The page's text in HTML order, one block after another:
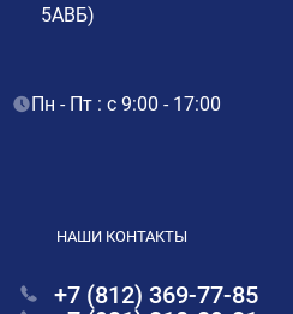
5АВБ)
Пн - Пт : с 9:00 - 17:00
НАШИ КОНТАКТЫ
+7 (812) 369-77-85